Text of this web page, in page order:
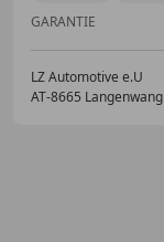
GARANTIE
LZ Automotive e.U
AT-8665 Langenwang